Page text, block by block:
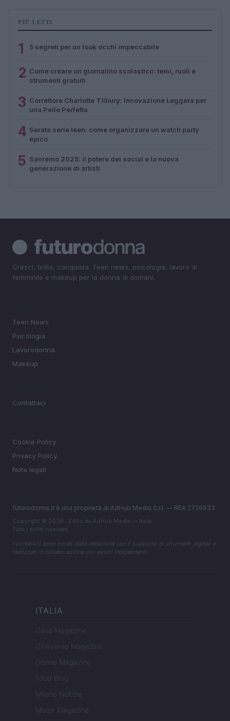
PIÙ LETTI
1 5 segreti per un look occhi impeccabile
2 Come creare un giornalino scolastico: temi, ruoli e
strumenti gratuiti
3 Correttore Charlotte Tilbury: Innovazione Leggera per
una Pelle Perfetta
4 Serata serie teen: come organizzare un watch party
epico
5 Sanremo 2025: il potere dei social e la nuova
generazione di artisti
Cresci, brilla, conquista. Teen news, psicologia, lavoro al
femminile e makeup per la donna di domani.
Teen News
Psicologia
Lavorodonna
Makeup
Contattaci
Cookie Policy
Privacy Policy
Note legali
futurodonna.it è una proprietà di AdHub Media S.r.l. — REA 2729933
Copyright © 2026 · Edito da AdHub Media — Italia
Tutti i diritti riservati
I contenuti sono curati dalla redazione con il supporto di strumenti digitali e
realizzati in collaborazione con autori indipendenti.
ITALIA
Casa Magazine
Cineverse Magazine
Donne Magazine
Food Blog
Milano Notizie
Motor Magazine